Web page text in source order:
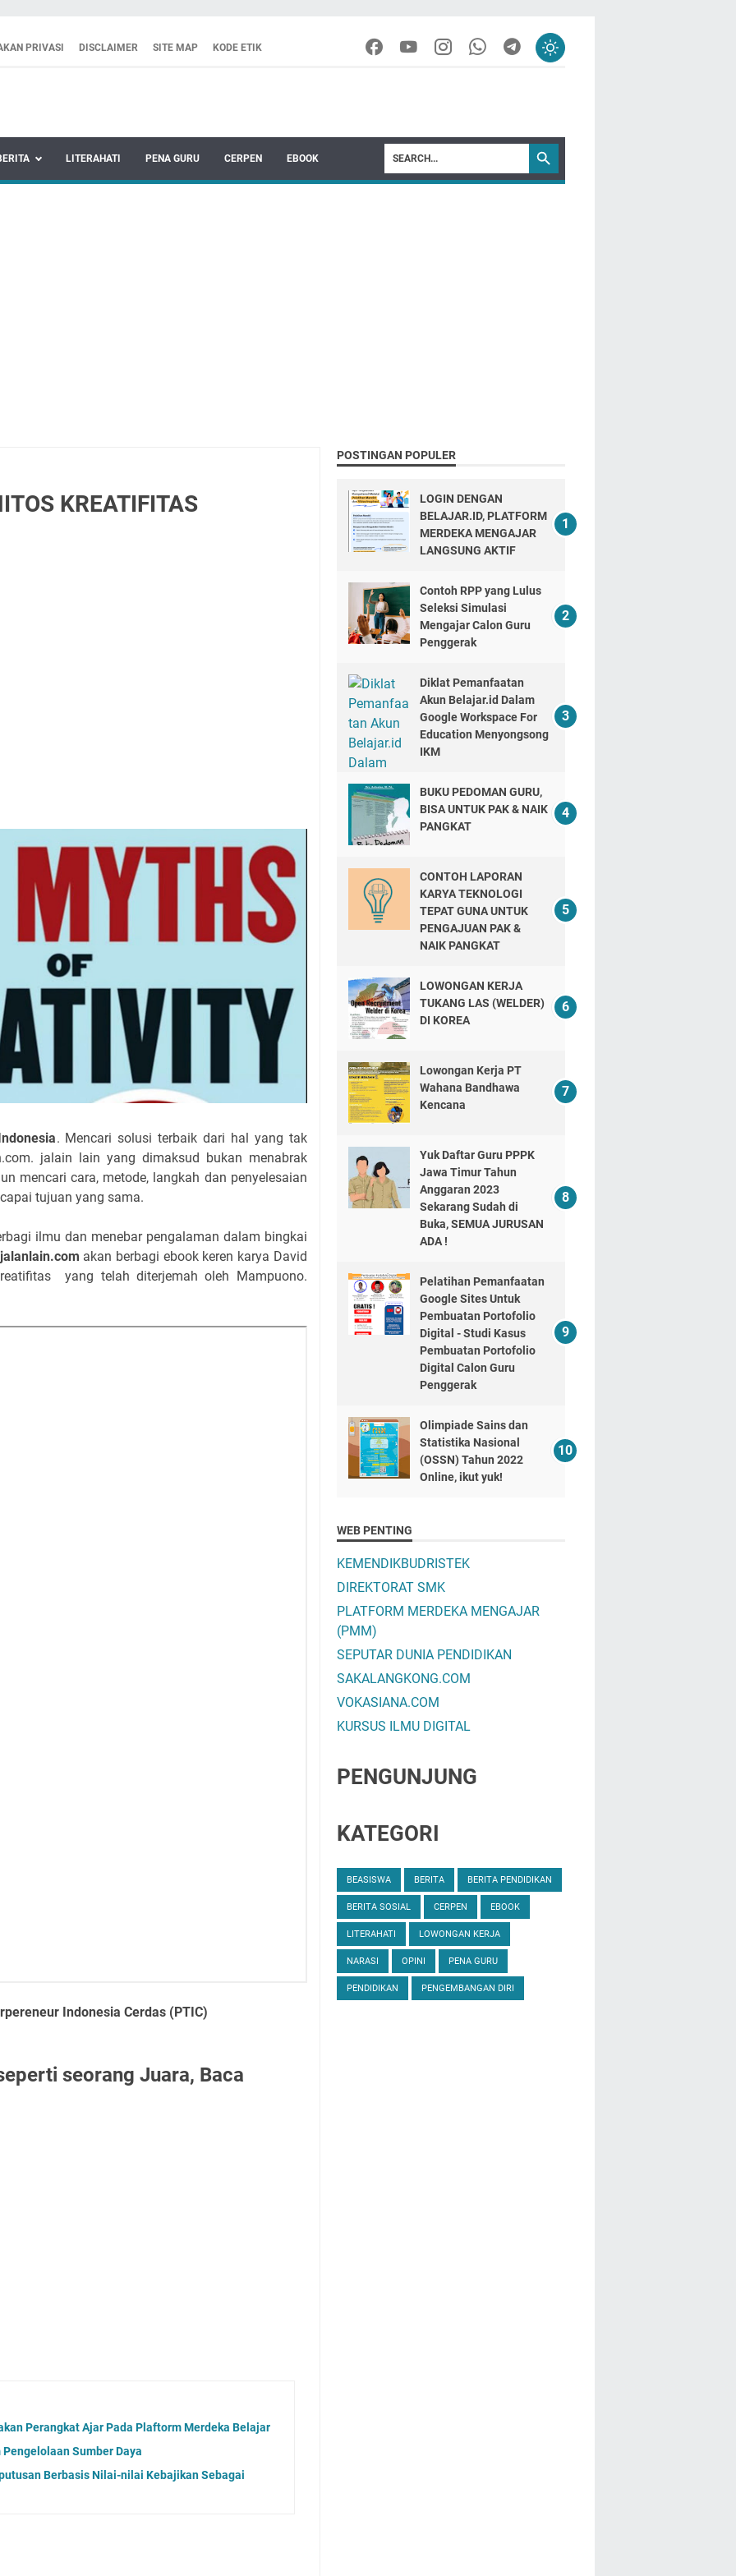
PRIVASI DISCLAIMER SITE MAP KODE ETIK
LITERAHATI PENA GURU CERPEN EBOOK
KREATIFITAS
. Mencari solusi terbaik dari hal yang tak
jalain lain yang dimaksud bukan menabrak
mencari cara, metode, langkah dan penyelesaian
tujuan yang sama.
ilmu dan menebar pengalaman dalam bingkai
jalanlain.com akan berbagi ebook keren karya David
yang telah diterjemah oleh Mampuono.
Indonesia Cerdas (PTIC)
seorang Juara, Baca
Perangkat Ajar Pada Plaftorm Merdeka Belajar
Sumber Daya
Berbasis Nilai-nilai Kebajikan Sebagai
POSTINGAN POPULER
LOGIN DENGAN
BELAJAR.ID, PLATFORM
MERDEKA MENGAJAR
LANGSUNG AKTIF
Contoh RPP yang Lulus
Seleksi Simulasi
Mengajar Calon Guru
Penggerak
Diklat Pemanfaatan
Akun Belajar.id Dalam
Google Workspace For
Education Menyongsong
IKM
BUKU PEDOMAN GURU,
BISA UNTUK PAK & NAIK
PANGKAT
CONTOH LAPORAN
KARYA TEKNOLOGI
TEPAT GUNA UNTUK
PENGAJUAN PAK &
NAIK PANGKAT
LOWONGAN KERJA
TUKANG LAS (WELDER)
DI KOREA
Lowongan Kerja PT
Wahana Bandhawa
Kencana
Yuk Daftar Guru PPPK
Jawa Timur Tahun
Anggaran 2023
Sekarang Sudah di
Buka, SEMUA JURUSAN
ADA !
Pelatihan Pemanfaatan
Google Sites Untuk
Pembuatan Portofolio
Digital - Studi Kasus
Pembuatan Portofolio
Digital Calon Guru
Penggerak
Olimpiade Sains dan
Statistika Nasional
(OSSN) Tahun 2022
Online, ikut yuk!
WEB PENTING
KEMENDIKBUDRISTEK
DIREKTORAT SMK
PLATFORM MERDEKA MENGAJAR
(PMM)
SEPUTAR DUNIA PENDIDIKAN
SAKALANGKONG.COM
VOKASIANA.COM
KURSUS ILMU DIGITAL
PENGUNJUNG
KATEGORI
BEASISWA BERITA BERITA PENDIDIKAN
BERITA SOSIAL CERPEN EBOOK
LITERAHATI LOWONGAN KERJA
NARASI OPINI PENA GURU
PENDIDIKAN PENGEMBANGAN DIRI